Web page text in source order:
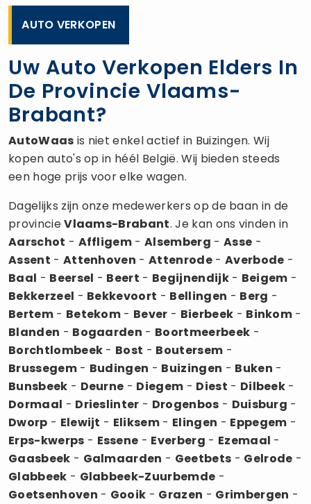
AUTO VERKOPEN
Uw Auto Verkopen Elders In
De Provincie Vlaams-
Brabant?
AutoWaas is niet enkel actief in Buizingen. Wij
kopen auto's op in héél België. Wij bieden steeds
een hoge prijs voor elke wagen.
Dagelijks zijn onze medewerkers op de baan in de
provincieVlaams-Brabant. Je kan ons vinden in
Aarschot - Affligem -Alsemberg - Asse -
Assent - Attenhoven -Attenrode- Averbode -
Baal - Beersel - Beert - Begijnendijk- Beigem -
Bekkerzeel - Bekkevoort - Bellingen - Berg -
Bertem- Betekom - Bever - Bierbeek - Binkom -
Blanden - Bogaarden - Boortmeerbeek -
Borchtlombeek - Bost - Boutersem -
Brussegem- Budingen - Buizingen - Buken -
Bunsbeek - Deurne - Diegem - Diest - Dilbeek -
Dormaal - Drieslinter - Drogenbos - Duisburg -
Dworp - Elewijt - Eliksem - Elingen - Eppegem -
Erps-kwerps - Essene - Everberg - Ezemaal -
Gaasbeek - Galmaarden - Geetbets - Gelrode -
Glabbeek - Glabbeek-Zuurbemde -
Goetsenhoven - Gooik - Grazen - Grimbergen -